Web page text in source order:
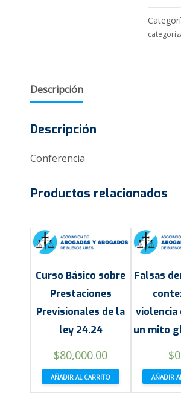
en
debate
Descripción
Descripción
Conferencia
Productos relacionados
Curso Básico sobre
Prestaciones
Previsionales de la
ley 24.24
$80,000.00
AÑADIR AL CARRITO
Falsas
violencia
un mito
$
AÑADIR